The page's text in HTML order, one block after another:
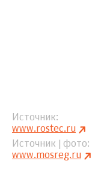
Источник
www.rostec.ru
Источник | фото
www.mosreg.ru